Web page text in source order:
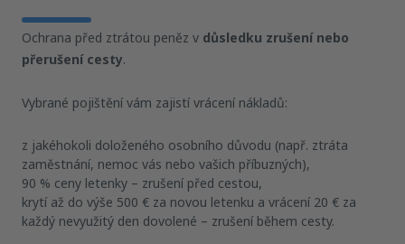
Ochrana před ztrátou peněz v důsledku zrušení nebo
přerušení cesty.
Vybrané pojištění vám zajistí vrácení nákladů:
z jakéhokoli doloženého osobního důvodu (např. ztráta
zaměstnání, nemoc vás nebo vašich příbuzných),
90 % ceny letenky – zrušení před cestou,
krytí až do výše 500 € za novou letenku a vrácení 20 € za
každý nevyužitý den dovolené – zrušení během cesty.